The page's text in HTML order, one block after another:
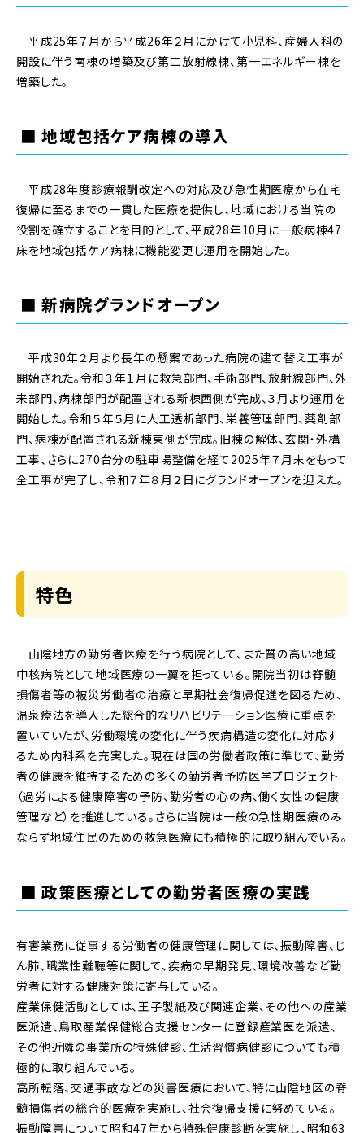
平成25年７月から平成26年２月にかけて小児科、産婦人科の
開設に伴う南棟の増築及び第二放射線棟、第一エネルギー棟を
増築した。
■ 地域包括ケア病棟の導入
平成28年度診療報酬改定への対応及び急性期医療から在宅
復帰に至るまでの一貫した医療を提供し、地域における当院の
役割を確立することを目的として、平成28年10月に一般病棟47
床を地域包括ケア病棟に機能変更し運用を開始した。
■ 新病院グランドオープン
平成30年２月より長年の懸案であった病院の建て替え工事が
開始された。令和３年１月に救急部門、手術部門、放射線部門、外
来部門、病棟部門が配置される新棟西側が完成、３月より運用を
開始した。令和５年５月に人工透析部門、栄養管理部門、薬剤部
門、病棟が配置される新棟東側が完成。旧棟の解体、玄関・外構
工事、さらに270台分の駐車場整備を経て2025年７月末をもって
全工事が完了し、令和７年８月２日にグランドオープンを迎えた。
特色
山陰地方の勤労者医療を行う病院として、また質の高い地域
中核病院として地域医療の一翼を担っている。開院当初は脊髄
損傷者等の被災労働者の治療と早期社会復帰促進を図るため、
温泉療法を導入した総合的なリハビリテーション医療に重点を
置いていたが、労働環境の変化に伴う疾病構造の変化に対応す
るため内科系を充実した。現在は国の労働者政策に準じて、勤労
者の健康を維持するための多くの勤労者予防医学プロジェクト
（過労による健康障害の予防、勤労者の心の病、働く女性の健康
管理など）を推進している。さらに当院は一般の急性期医療のみ
ならず地域住民のための救急医療にも積極的に取り組んでいる。
■ 政策医療としての勤労者医療の実践
有害業務に従事する労働者の健康管理に関しては、振動障害、じ
ん肺、職業性難聴等に関して、疾病の早期発見、環境改善など勤
労者に対する健康対策に寄与している。
産業保健活動としては、王子製紙及び関連企業、その他への産業
医派遣、鳥取産業保健総合支援センターに登録産業医を派遣、
その他近隣の事業所の特殊健診、生活習慣病健診についても積
極的に取り組んでいる。
高所転落、交通事故などの災害医療において、特に山陰地区の脊
髄損傷者の総合的医療を実施し、社会復帰支援に努めている。
振動障害について昭和47年から特殊健康診断を実施し、昭和63